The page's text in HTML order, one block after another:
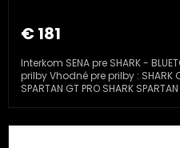
€ 181
Interkom SENA pre SHARK -
prilby Vhodné pre prilby : SHARK
SPARTAN GT PRO SHARK